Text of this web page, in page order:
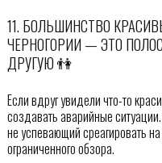
11. БОЛЬШИНСТВО
ЧЕРНОГОРИИ — ЭТО
ДРУГУЮ 👫
Если вдруг увидели что-то
создавать аварийные
не успевающий среагировать
ограниченного обзора.